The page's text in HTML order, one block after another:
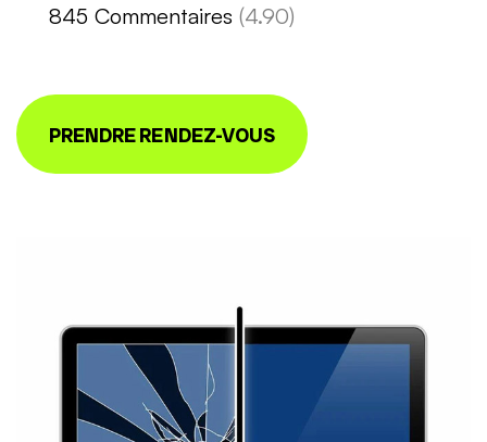
845 Commentaires (4.90)
PRENDRE RENDEZ-VOUS